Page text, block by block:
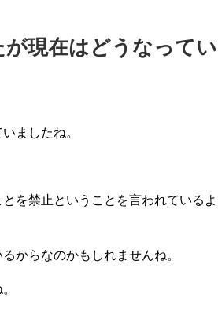
現在はどうなってい
ましたね。
を禁止ということを言われているよ
からなのかもしれませんね。